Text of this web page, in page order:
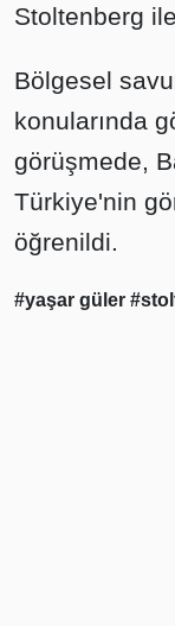
Stoltenberg
Bölgesel
konularında
görüşmede,
Türkiye'nin
öğrenildi.
#yaşar güler